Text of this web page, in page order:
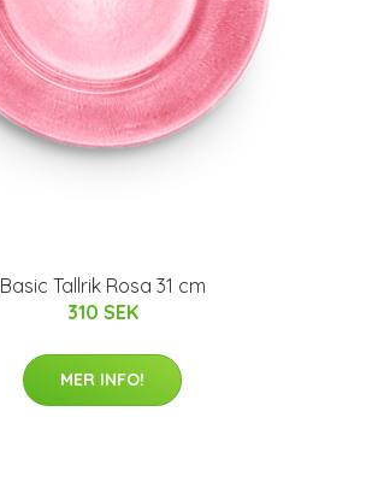
Basic Tallrik Rosa 31 cm
310 SEK
MER INFO!